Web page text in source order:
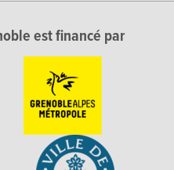
est financé par